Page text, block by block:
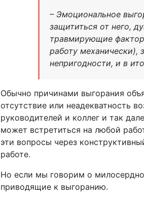
– Эмоциональное
защититься от него,
травмирующие
работу механически),
непригодности, и в
Обычно причинами выгорания
отсутствие или неадекватность
руководителей и коллег и так
может встретиться на любой
эти вопросы через
работе.
Но если мы говорим о
приводящие к выгоранию.